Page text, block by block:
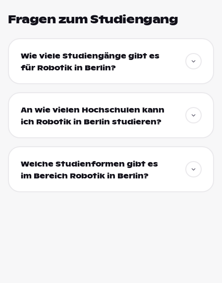
Fragen zum Studiengang
Wie viele Studiengänge gibt es
für Robotik in Berlin?
An wie vielen Hochschulen kann
ich Robotik in Berlin studieren?
Welche Studienformen gibt es
im Bereich Robotik in Berlin?